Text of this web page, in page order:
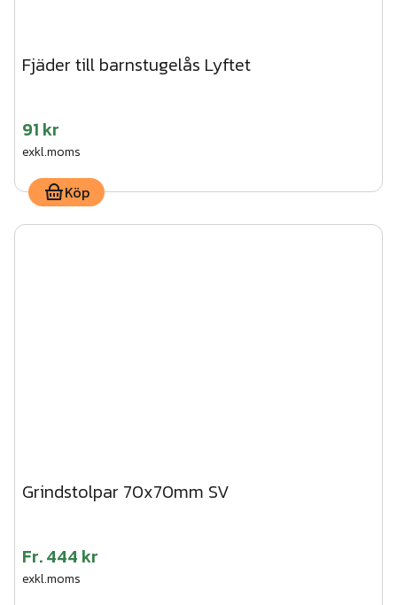
Fjäder till barnstugelås Lyftet
91 kr
exkl.moms
Köp
Grindstolpar 70x70mm SV
Fr.444 kr
exkl.moms